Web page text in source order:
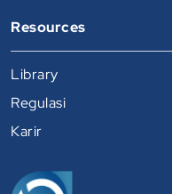
Resources
Library
Regulasi
Karir